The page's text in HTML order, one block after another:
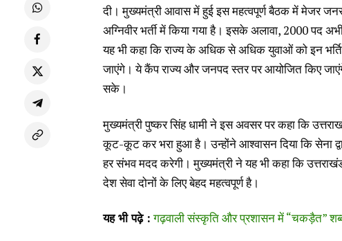
दी। मुख्यमंत्री आवास में हुई इस महत्वपूर्ण बैठक में मेजर
अग्निवीर भर्ती में किया गया है। इसके अलावा, 2000 पद
यह भी कहा कि राज्य के अधिक से अधिक युवाओं को इन
जाएंगे। ये कैंप राज्य और जनपद स्तर पर आयोजित किए
सके।
मुख्यमंत्री पुष्कर सिंह धामी ने इस अवसर पर कहा कि
कूट-कूट कर भरा हुआ है। उन्होंने आश्वासन दिया कि सेना
हर संभव मदद करेगी। मुख्यमंत्री ने यह भी कहा कि
देश सेवा दोनों के लिए बेहद महत्वपूर्ण है।
यह भी पढ़े : गढ़वाली संस्कृति और प्रशासन में “चकड़ैत”